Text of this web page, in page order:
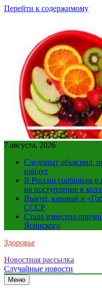
Перейти к содержимому
7 августа, 2026
Следопыт объяснил,
найдут
В России сообщили о
на поступление в
Выкуп, каравай и
СССР
Стала известна
Ясинского
Здоровье
Новостная рассылка
Случайные новости
Меню